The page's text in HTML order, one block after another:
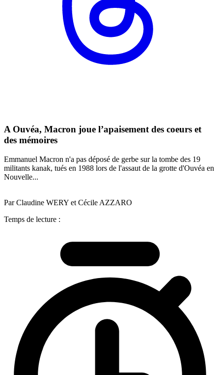
A Ouvéa, Macron joue l’apaisement des coeurs et
des mémoires
Emmanuel Macron n'a pas déposé de gerbe sur la tombe des 19
militants kanak, tués en 1988 lors de l'assaut de la grotte d'Ouvéa en
Nouvelle...
Par Claudine WERY et Cécile AZZARO
Temps de lecture :